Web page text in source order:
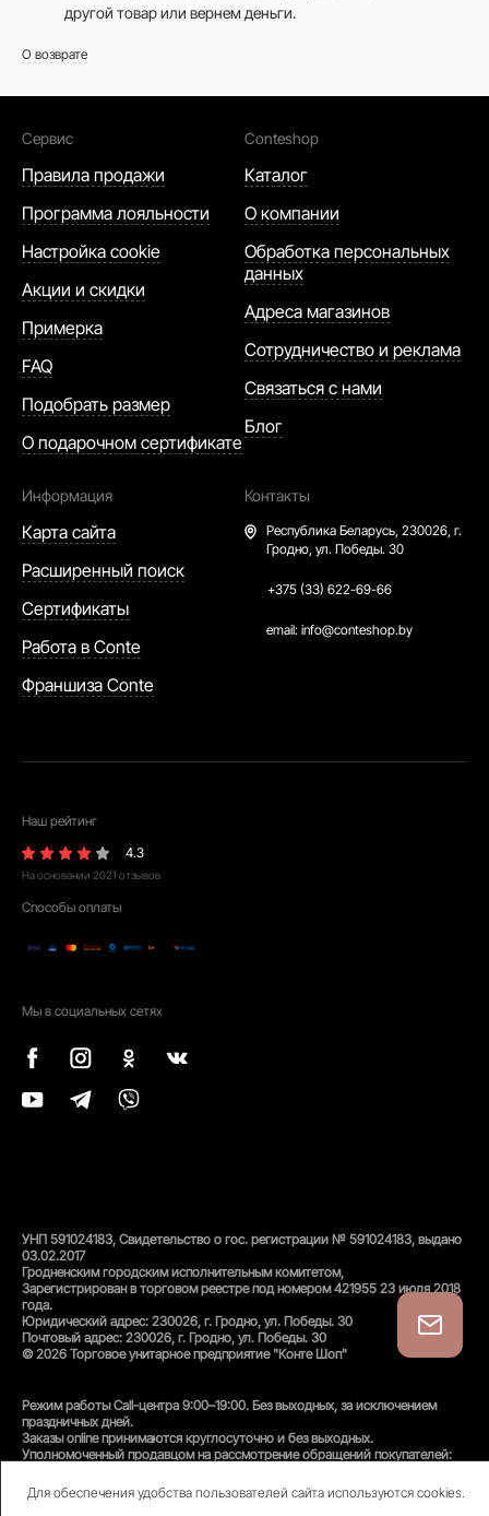
Для обеспечения удобства пользователей сайта используются cookies.
другой товар или вернем деньги.
О возврате
Сервис
Правила продажи
Программа лояльности
Настройка cookie
Акции и скидки
Примерка
FAQ
Подобрать размер
О подарочном сертификате
Conteshop
Каталог
О компании
Обработка персональных
данных
Адреса магазинов
Сотрудничество и реклама
Связаться с нами
Блог
Информация
Карта сайта
Расширенный поиск
Сертификаты
Работа в Conte
Франшиза Conte
Контакты
Республика Беларусь, 230026, г.
Гродно, ул. Победы. 30
+375 (33) 622-69-66
email: info@conteshop.by
Наш рейтинг
4.3
На основании 2021 отзывов
Способы оплаты
Мы в социальных сетях
УНП 591024183, Свидетельство о гос. регистрации № 591024183, выдано
03.02.2017
Гродненским городским исполнительным комитетом,
Зарегистрирован в торговом реестре под номером 421955 23 июля 2018
года.
Юридический адрес: 230026, г. Гродно, ул. Победы. 30
Почтовый адрес: 230026, г. Гродно, ул. Победы. 30
© 2026 Торговое унитарное предприятие "Конте Шоп"
Режим работы Call-центра 9:00–19:00. Без выходных, за исключением
праздничных дней.
Заказы online принимаются круглосуточно и без выходных.
Уполномоченный продавцом на рассмотрение обращений покупателей:
Унитарного предприятия «Конте Шоп», тел:+375(152)50-94-35, email:
info@conteshop.by